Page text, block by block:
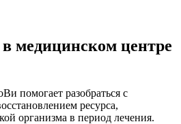
медицинском центре
помогает разобраться с
ресурса,
организма в период лечения.